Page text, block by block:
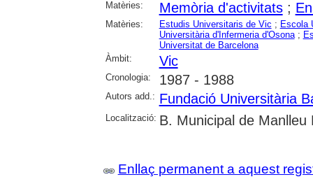
Matèries: Memòria d'activitats;
Matèries: Estudis Universitaris de Vic ; Escola
Universitària d'Infermeria d'Osona;
Universitat de Barcelona
Àmbit:
Vic
Cronologia: 1987 - 1988
Autors add.: Fundació Universitària
Localització: B. Municipal de
Enllaç permanent a aquest